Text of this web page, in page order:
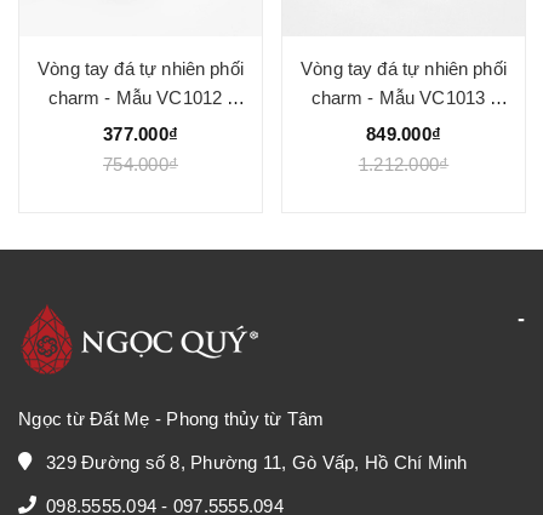
Vòng tay đá tự nhiên phối
charm - Mẫu VC1012 -
Ngọc Quý
377.000₫
754.000₫
Vòng tay đá tự nhiên phối
charm - Mẫu VC1013 -
Ngọc Quý
849.000₫
1.212.000₫
Ngọc từ Đất Mẹ - Phong thủy từ Tâm
329 Đường số 8, Phường 11, Gò Vấp, Hồ Chí Minh
098.5555.094 - 097.5555.094